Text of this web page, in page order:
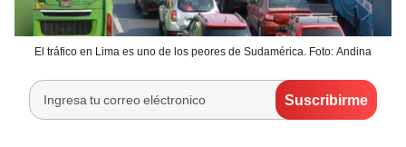
El tráfico en Lima es uno de los peores de Sudamérica. Foto: Andina